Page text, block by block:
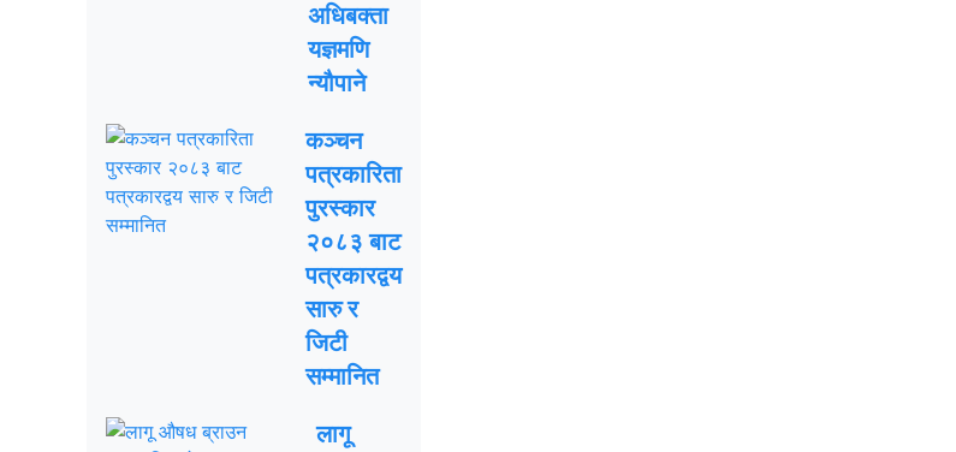
अधिबक्ता
यज्ञमणि
न्यौपाने
कञ्चन
पत्रकारिता
पुरस्कार
२०८३ बाट
पत्रकारद्वय
सारु र
जिटी
सम्मानित
लागू